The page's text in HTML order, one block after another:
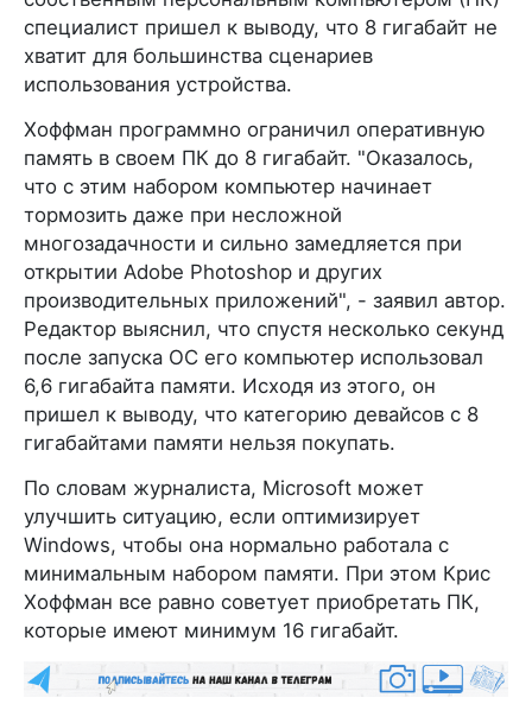
специалист пришел к выводу, что 8 гигабайт не
хватит для большинства сценариев
использования устройства.
Хоффман программно ограничил оперативную
память в своем ПК до 8 гигабайт. "Оказалось,
что с этим набором компьютер начинает
тормозить даже при несложной
многозадачности и сильно замедляется при
открытии Adobe Photoshop и других
производительных приложений", - заявил автор.
Редактор выяснил, что спустя несколько секунд
после запуска ОС его компьютер использовал
6,6 гигабайта памяти. Исходя из этого, он
пришел к выводу, что категорию девайсов с 8
гигабайтами памяти нельзя покупать.
По словам журналиста, Microsoft может
улучшить ситуацию, если оптимизирует
Windows, чтобы она нормально работала с
минимальным набором памяти. При этом Крис
Хоффман все равно советует приобретать ПК,
которые имеют минимум 16 гигабайт.